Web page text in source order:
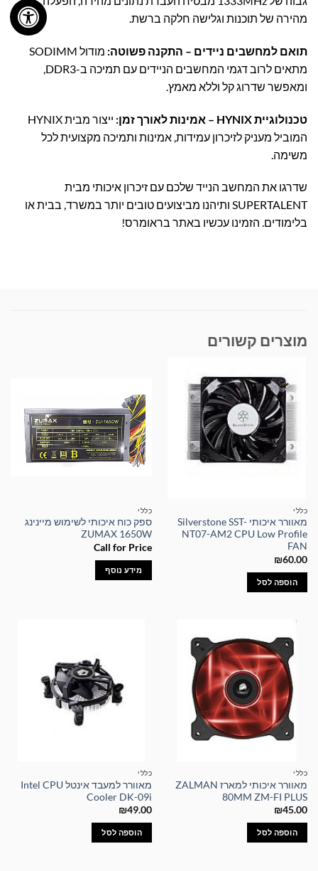
מהירה של תוכנות וגלישה חלקה ברשת.
תואם למחשבים ניידים – התקנה פשוטה:
מודול SODIMM
מתאים לרוב דגמי המחשבים הניידים עם תמיכה ב-DDR3,
ומאפשר שדרוג קל וללא מאמץ.
טכנולוגיית HYNIX – אמינות לאורך זמן:
ייצור מבית HYNIX
המוביל מעניק לזיכרון עמידות, אמינות ותמיכה מקצועית לכל
משימה.
שדרגו את המחשב הנייד שלכם עם זיכרון איכותי מבית
SUPERTALENT ותיהנו מביצועים טובים יותר במשרד, בבית או
בלימודים. הזמינו עכשיו באתר בראומרס!
מוצרים קשורים
כללי
מאוורר איכותי Silverstone SST-
NT07-AM2 CPU Low Profile
FAN
₪60.00
הוספה לסל
כללי
ספק כוח איכותי לשימוש מיינינג
ZUMAX 1650W
Call for Price
מידע נוסף
כללי
מאוורר איכותי למארז ZALMAN
80MM ZM-FI PLUS
₪45.00
הוספה לסל
כללי
מאוורר למעבד אינטל Intel CPU
Cooler DK-09i
₪49.00
הוספה לסל